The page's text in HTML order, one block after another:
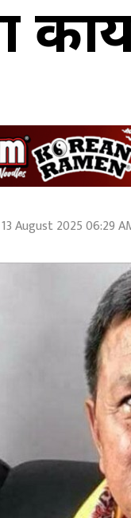
13 August 2025 06:29